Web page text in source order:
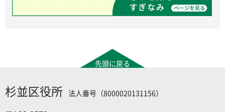
先頭に戻る
杉並区役所 法人番号（8000020131156）